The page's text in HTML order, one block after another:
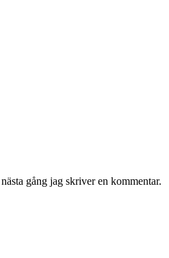
gång jag skriver en kommentar.